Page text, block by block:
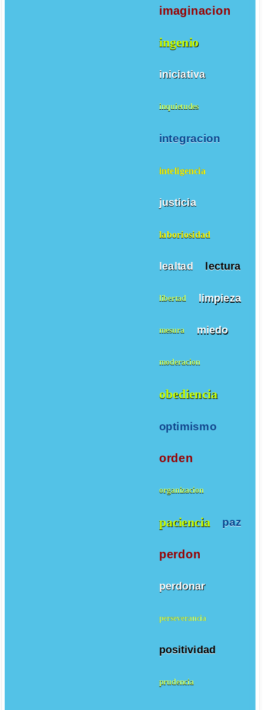
imaginacion
ingenio
iniciativa
inquietudes
integracion
inteligencia
justicia
laboriosidad
lealtad lectura
libertad limpieza
mesura miedo
moderacion
obediencia
optimismo
orden
organizacion
paciencia paz
perdon
perdonar
perseverancia
positividad
prudencia